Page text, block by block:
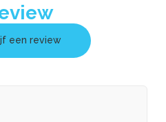
een review